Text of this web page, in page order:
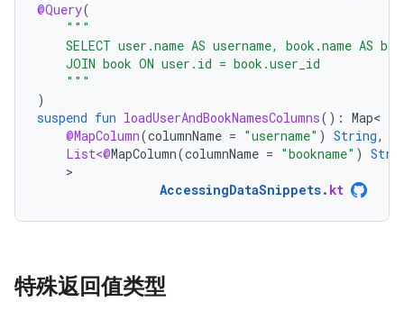
@Query(
"""
SELECT user.name AS username, book.name AS
    JOIN book ON user.id = book.user_id
    """
)
suspend fun loadUserAndBookNamesColumns(): Map
@MapColumn(columnName = "username" ) String,
List<@MapColumn(columnName = "bookname" )
>
AccessingDataSnippets. kt
特殊返回值类型